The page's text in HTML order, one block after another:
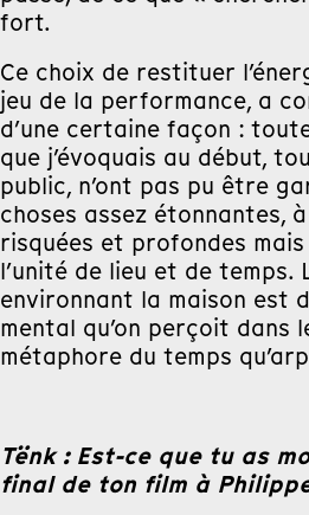
fort.
Ce choix de restituer
jeu de la performance, a
d’une certaine façon :
que j’évoquais au début,
public, n’ont pas pu être
choses assez étonnantes,
risquées et profondes
l’unité de lieu et de temps.
environnant la maison est
mental qu’on perçoit dans
métaphore du temps
Tënk : Est-ce que tu as
final de ton film à